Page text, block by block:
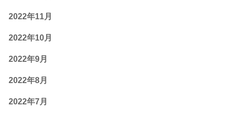
2022年11月
2022年10月
2022年9月
2022年8月
2022年7月